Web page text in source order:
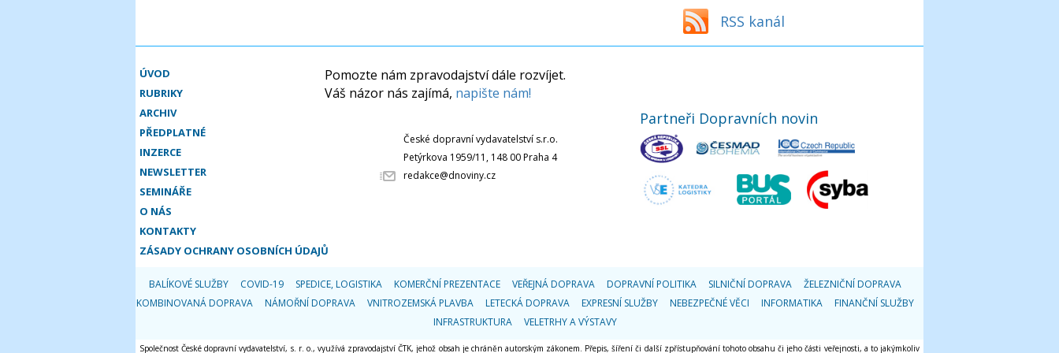
RSS kanál
ÚVOD
RUBRIKY
ARCHIV
PŘEDPLATNÉ
INZERCE
NEWSLETTER
SEMINÁŘE
O NÁS
KONTAKTY
ZÁSADY OCHRANY OSOBNÍCH ÚDAJŮ
Pomozte nám zpravodajství dále rozvíjet.
Váš názor nás zajímá, napište nám!
České dopravní vydavatelství s.r.o.
Petýrkova 1959/11, 148 00 Praha 4
redakce@dnoviny.cz
Partneři Dopravních novin
BALÍKOVÉ SLUŽBY COVID-19 SPEDICE, LOGISTIKA KOMERČNÍ PREZENTACE VEŘEJNÁ DOPRAVA DOPRAVNÍ POLITIKA SILNIČNÍ DOPRAVA
ŽELEZNIČNÍ DOPRAVA
KOMBINOVANÁ DOPRAVA
NÁMOŘNÍ DOPRAVA VNITROZEMSKÁ PLAVBA LETECKÁ DOPRAVA EXPRESNÍ SLUŽBY NEBEZPEČNÉ VĚCI INFORMATIKA
FINANČNÍ SLUŽBY
INFRASTRUKTURA
VELETRHY A VÝSTAVY
Společnost České dopravní vydavatelství, s. r. o., využívá zpravodajství ČTK, jehož obsah je chráněn autorským zákonem. Přepis, šíření či další zpřístupňování tohoto obsahu či jeho části veřejnosti, a to jakýmkoliv